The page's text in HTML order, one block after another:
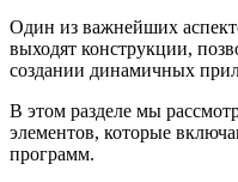
Один из важнейших
выходят конструкции,
создании динамичных
В этом разделе мы
элементов, которые
программ.